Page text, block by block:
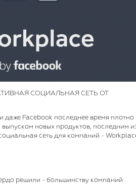
СОЦИАЛЬНАЯ СЕТЬ ОТ
даже Facebook последнее время плотно
новых продуктов, последним
сеть для компаний -
решили - большинству компаний